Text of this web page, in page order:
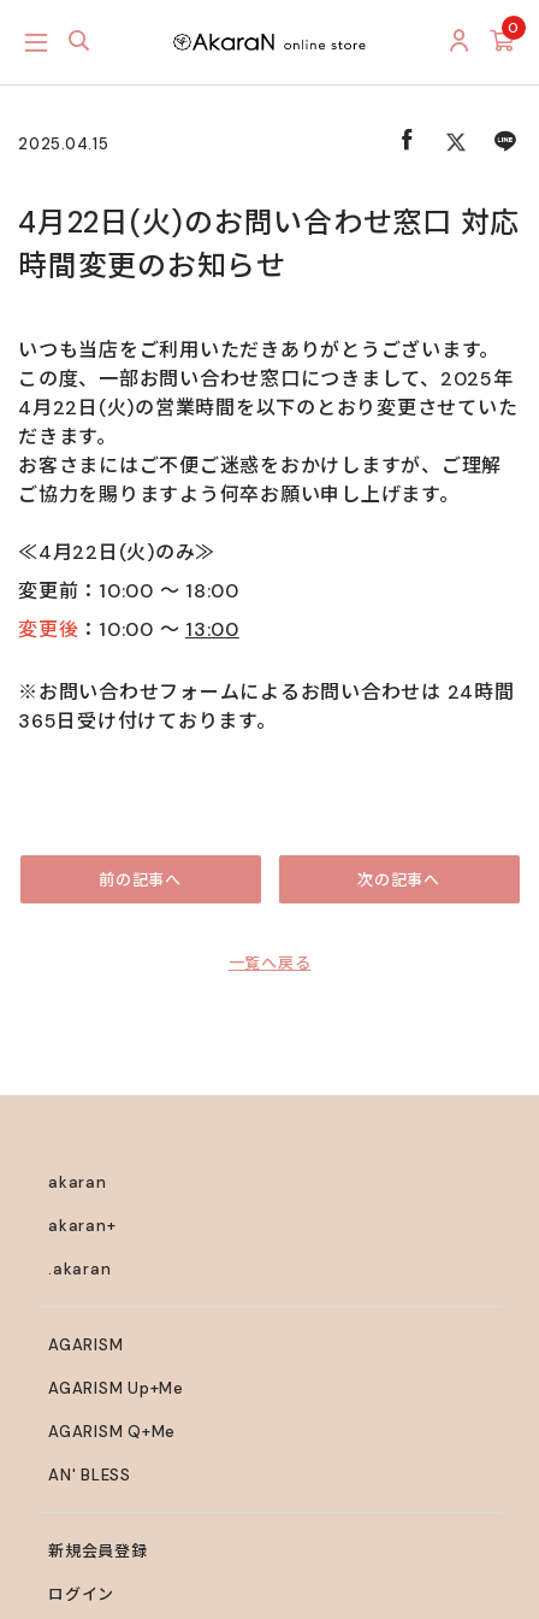
0
2025.04.15
4月22日(火)のお問い合わせ窓口 対応
時間変更のお知らせ
いつも当店をご利用いただきありがとうございます。
この度、一部お問い合わせ窓口につきまして、2025年
4月22日(火)の営業時間を以下のとおり変更させていた
だきます。
お客さまにはご不便ご迷惑をおかけしますが、ご理解
ご協力を賜りますよう何卒お願い申し上げます。
≪4月22日(火)のみ≫
変更前：10:00 ～ 18:00
変更後 ：10:00 ～ 13:00
※お問い合わせフォームによるお問い合わせは 24時間
365日受け付けております。
前の記事へ
一覧へ戻る
次の記事へ
akaran
akaran+
.akaran
AGARISM
AGARISM Up+Me
AGARISM Q+Me
AN' BLESS
新規会員登録
ログイン